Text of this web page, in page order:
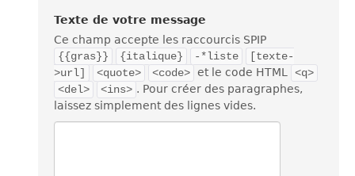
Texte de votre message
Ce champ accepte les raccourcis SPIP
{{gras}}
{italique} -*liste
[texte-
>url]
<quote> <code> et le code HTML
<q>
<del>
<ins> . Pour créer des paragraphes,
laissez simplement des lignes vides.